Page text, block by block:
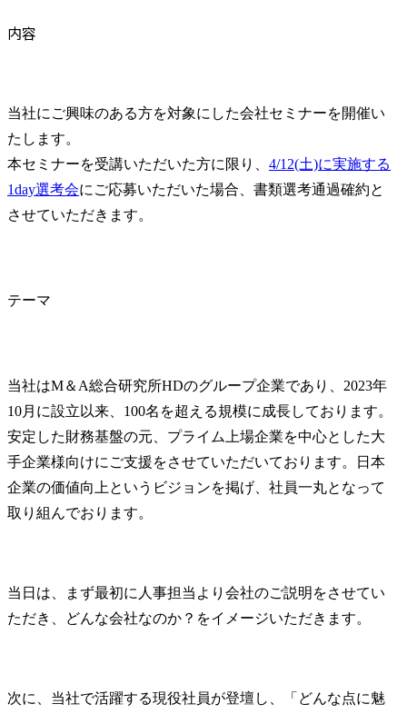
内容
当社にご興味のある方を対象にした会社セミナーを開催い
たします。
本セミナーを受講いただいた方に限り、 4/12(土)に実施する
1day選考会にご応募いただいた場合、書類選考通過確約と
させていただきます。
テーマ
当社はM＆A総合研究所HDのグループ企業であり、2023年
10月に設立以来、100名を超える規模に成長しております。
安定した財務基盤の元、プライム上場企業を中心とした大
手企業様向けにご支援をさせていただいております。日本
企業の価値向上というビジョンを掲げ、社員一丸となって
取り組んでおります。
当日は、まず最初に人事担当より会社のご説明をさせてい
ただき、どんな会社なのか？をイメージいただきます。
次に、当社で活躍する現役社員が登壇し、「どんな点に魅